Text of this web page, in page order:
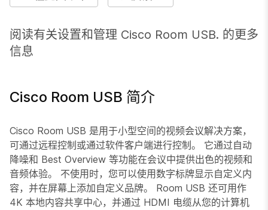
阅读有关设置和管理 Cisco Room USB. 的更多
信息
Cisco Room USB 简介
Cisco Room USB 是用于小型空间的视频会议解决方案，
可通过远程控制或通过软件客户端进行控制。 它通过自动
降噪和 Best Overview 等功能在会议中提供出色的视频和
音频体验。 不使用时，您可以使用数字标牌显示自定义内
容，并在屏幕上添加自定义品牌。 Room USB 还可用作
4K 本地内容共享中心，并通过 HDMI 电缆从您的计算机